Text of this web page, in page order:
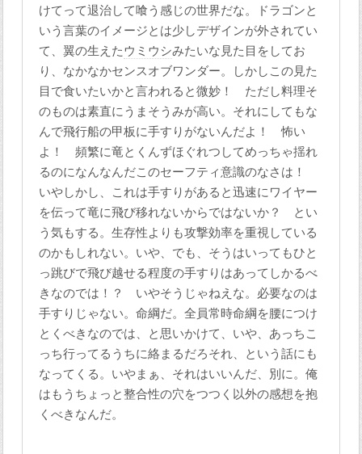
けてって退治して喰う感じの世界だな。ドラゴンと
いう言葉のイメージとは少しデザインが外されてい
て、翼の生えたウミウシみたいな見た目をしてお
り、なかなかセンスオブワンダー。しかしこの見た
目で食いたいかと言われると微妙！ ただし料理そ
のものは素直にうまそうみが高い。それにしてもな
んで飛行船の甲板に手すりがないんだよ！ 怖い
よ！ 頻繁に竜とくんずほぐれつしてめっちゃ揺れ
るのになんなんだこのセーフティ意識のなさは！
いやしかし、これは手すりがあると迅速にワイヤー
を伝って竜に飛び移れないからではないか？ とい
う気もする。生存性よりも攻撃効率を重視している
のかもしれない。いや、でも、そうはいってもひと
っ跳びで飛び越せる程度の手すりはあってしかるべ
きなのでは！？ いやそうじゃねえな。必要なのは
手すりじゃない。命綱だ。全員常時命綱を腰につけ
とくべきなのでは、と思いかけて、いや、あっちこ
っち行ってるうちに絡まるだろそれ、という話にも
なってくる。いやまぁ、それはいいんだ、別に。俺
はもうちょっと整合性の穴をつつく以外の感想を抱
くべきなんだ。